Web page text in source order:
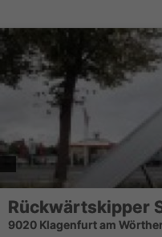
Rückwärtskipper
9020 Klagenfurt am